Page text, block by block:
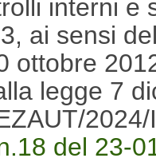
interni e
ai sensi
ottobre
legge 7
del 23-